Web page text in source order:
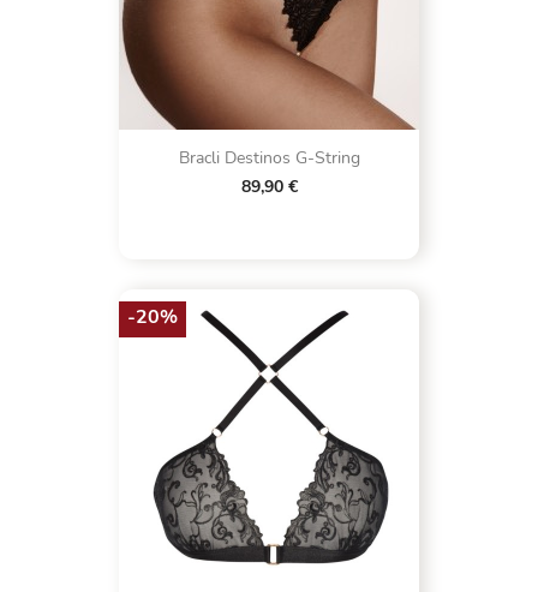
Bracli Destinos G-String
89,90 €
-20%